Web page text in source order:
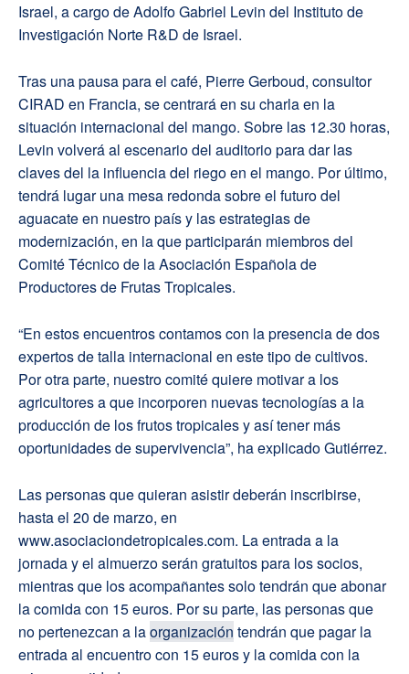
Israel, a cargo de Adolfo Gabriel Levin del Instituto de
Investigación Norte R&D de Israel.
Tras una pausa para el café, Pierre Gerboud, consultor
CIRAD en Francia, se centrará en su charla en la
situación internacional del mango. Sobre las 12.30 horas,
Levin volverá al escenario del auditorio para dar las
claves del la influencia del riego en el mango. Por último,
tendrá lugar una mesa redonda sobre el futuro del
aguacate en nuestro país y las estrategias de
modernización, en la que participarán miembros del
Comité Técnico de la Asociación Española de
Productores de Frutas Tropicales.
“En estos encuentros contamos con la presencia de dos
expertos de talla internacional en este tipo de cultivos.
Por otra parte, nuestro comité quiere motivar a los
agricultores a que incorporen nuevas tecnologías a la
producción de los frutos tropicales y así tener más
oportunidades de supervivencia”, ha explicado Gutiérrez.
Las personas que quieran asistir deberán inscribirse,
hasta el 20 de marzo, en
www.asociaciondetropicales.com. La entrada a la
jornada y el almuerzo serán gratuitos para los socios,
mientras que los acompañantes solo tendrán que abonar
la comida con 15 euros. Por su parte, las personas que
no pertenezcan a laorganización tendrán que pagar la
entrada al encuentro con 15 euros y la comida con la